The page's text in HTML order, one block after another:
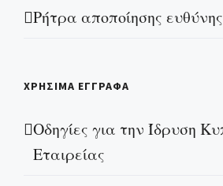
Ρήτρα αποποίησης ευθύνης
ΧΡΗΣΙΜΑ ΕΓΓΡΑΦΑ
Οδηγίες για την Ίδρυση
Εταιρείας